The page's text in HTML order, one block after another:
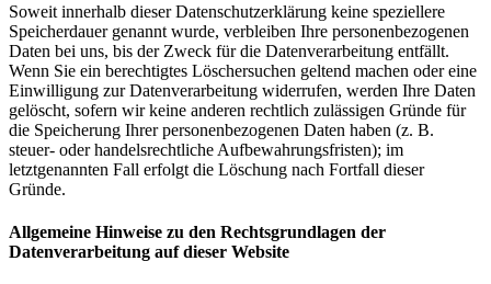
Soweit innerhalb dieser Datenschutzerklärung keine speziellere
Speicherdauer genannt wurde, verbleiben Ihre personenbezogenen
Daten bei uns, bis der Zweck für die Datenverarbeitung entfällt.
Wenn Sie ein berechtigtes Löschersuchen geltend machen oder eine
Einwilligung zur Datenverarbeitung widerrufen, werden Ihre Daten
gelöscht, sofern wir keine anderen rechtlich zulässigen Gründe für
die Speicherung Ihrer personenbezogenen Daten haben (z. B.
steuer- oder handelsrechtliche Aufbewahrungsfristen); im
letztgenannten Fall erfolgt die Löschung nach Fortfall dieser
Gründe.
Allgemeine Hinweise zu den Rechtsgrundlagen der
Datenverarbeitung auf dieser Website